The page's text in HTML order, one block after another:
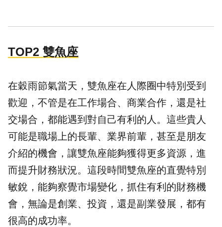
TOP2 雙魚座
在穀雨節氣當天，雙魚座在人際圈中特別受到
歡迎，不管是在工作場合、商業合作，還是社
交場合，都能遇到對自己有利的人。這些貴人
可能是職場上的長輩、業界前輩，甚至是朋友
介紹的機會，讓雙魚座能夠獲得更多資源，進
而提升財務狀況。這段時間雙魚座的直覺特別
敏銳，能夠察覺市場變化，抓住有利的財務機
會，無論是創業、投資，還是副業發展，都有
很高的成功率。